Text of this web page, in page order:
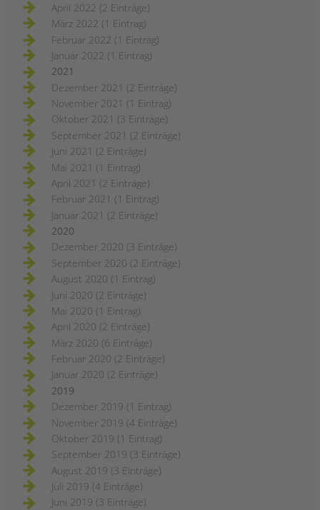
April 2022 (2 Einträge)
März 2022 (1 Eintrag)
Februar 2022 (1 Eintrag)
Januar 2022 (1 Eintrag)
2021
Dezember 2021 (2 Einträge)
November 2021 (1 Eintrag)
Oktober 2021 (3 Einträge)
September 2021 (2 Einträge)
Juni 2021 (2 Einträge)
Mai 2021 (1 Eintrag)
April 2021 (2 Einträge)
Februar 2021 (1 Eintrag)
Januar 2021 (2 Einträge)
2020
Dezember 2020 (3 Einträge)
September 2020 (2 Einträge)
August 2020 (1 Eintrag)
Juni 2020 (2 Einträge)
Mai 2020 (1 Eintrag)
April 2020 (2 Einträge)
März 2020 (6 Einträge)
Februar 2020 (2 Einträge)
Januar 2020 (2 Einträge)
2019
Dezember 2019 (1 Eintrag)
November 2019 (4 Einträge)
Oktober 2019 (1 Eintrag)
September 2019 (3 Einträge)
August 2019 (3 Einträge)
Juli 2019 (4 Einträge)
Juni 2019 (3 Einträge)